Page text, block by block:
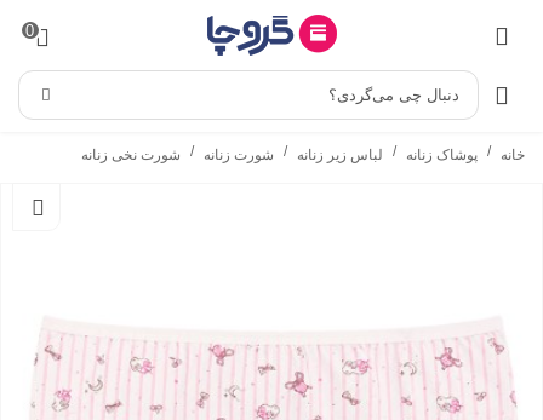
0
دنبال چی می‌گردی؟
خانه / پوشاک زنانه / لباس زیر زنانه / شورت زنانه / شورت نخی زنانه